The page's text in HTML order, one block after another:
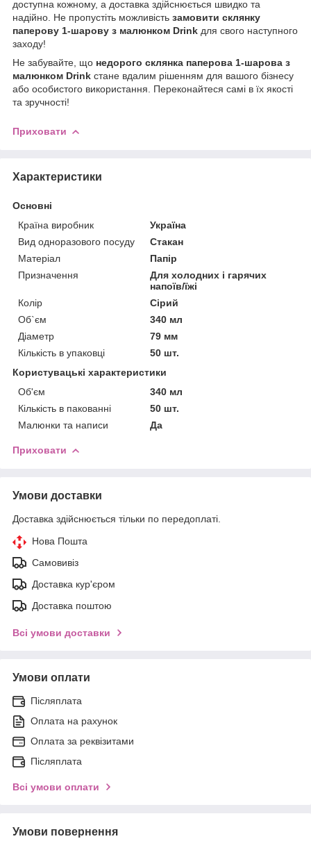
доступна кожному, а доставка здійснюється швидко та
надійно. Не пропустіть можливість замовити склянку
паперову 1-шарову з малюнком Drink для свого наступного
заходу!
Не забувайте, що недорого склянка паперова 1-шарова з
малюнком Drink стане вдалим рішенням для вашого бізнесу
або особистого використання. Переконайтеся самі в їх якості
та зручності!
Приховати
Характеристики
Основні
Країна виробник
Україна
Вид одноразового посуду
Стакан
Матеріал
Папір
Призначення
Для холодних і гарячих
напоїв/їжі
Колір
Сірий
Об`єм
340 мл
Діаметр
79 мм
Кількість в упаковці
50 шт.
Користувацькі характеристики
Об'єм
340 мл
Кількість в пакованні
50 шт.
Малюнки та написи
Да
Приховати
Умови доставки
Доставка здійснюється тільки по передоплаті.
Нова Пошта
Самовивіз
Доставка кур'єром
Доставка поштою
Всі умови доставки
Умови оплати
Післяплата
Оплата на рахунок
Оплата за реквізитами
Післяплата
Всі умови оплати
Умови повернення